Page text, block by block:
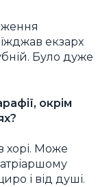
екзарх
Було дуже
окрім
хорі. Може
і від душі.